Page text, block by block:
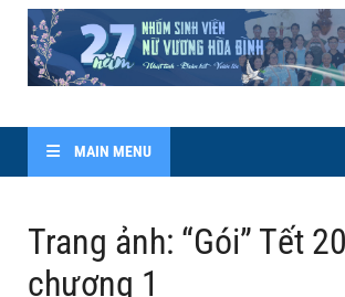
MAIN MENU
Trang ảnh: “Gói” Tết
chương 1